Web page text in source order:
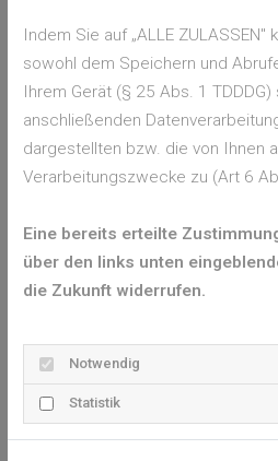
Füße, um zu sehen, ob der
dem Ohr hört man, ob
Ist der Atem vorhanden, wird die
Seitenlage gelegt, ist keine
oberflächliche und unregelmäßige
erkennen, müssen sofort
BEATMUNG
Unterlage - am besten auf dem
Hilfe leistet, platziert den
Betroffenen, legt die andere Hand
Indem Sie auf „ALLE ZULASSEN"
sowohl dem Speichern und
Ihrem Gerät (§ 25 Abs. 1
anschließenden
dargestellten bzw. die von Ihnen
Verarbeitungszwecke zu (Art 6
Eine bereits erteilte
über den links unten
die Zukunft widerrufen.
Notwendig
Statistik